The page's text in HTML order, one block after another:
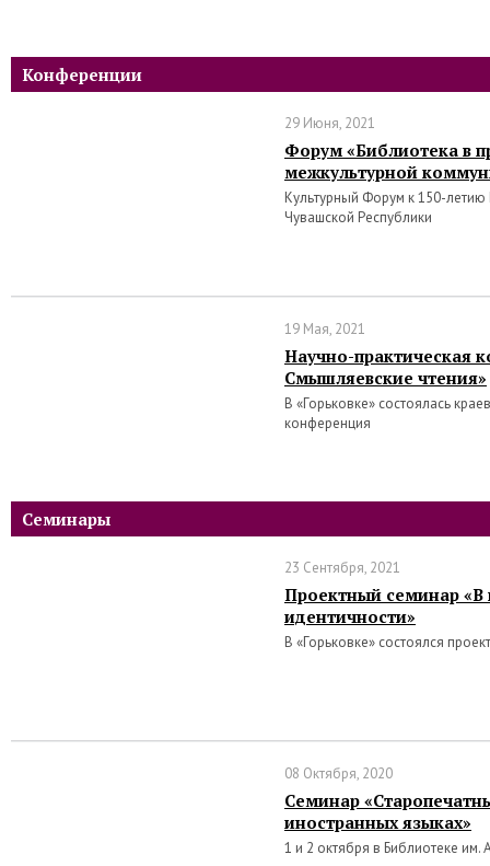
Конференции
29 Июня, 2021
Форум «Библиотека в
межкультурной
Культурный Форум к 150-
Чувашской Республики
19 Мая, 2021
Научно-практическая
Смышляевские чтения»
В «Горьковке» состоялась
конференция
Семинары
23 Сентября, 2021
Проектный семинар «В
идентичности»
В «Горьковке» состоялся
08 Октября, 2020
Семинар
иностранных языках»
1 и 2 октября в Библиотеке